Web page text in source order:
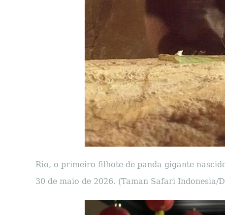
Rio, o primeiro filhote de panda gigante
30 de maio de 2026. (Taman Safari Indonesia/